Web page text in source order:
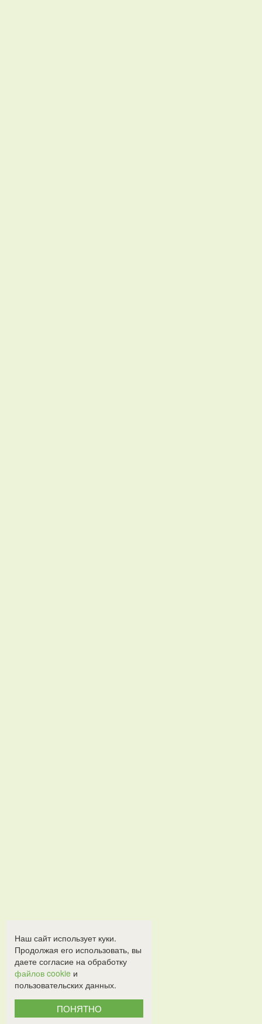
Наш сайт использует куки.
Продолжая его использовать, вы
даете согласие на обработку
файлов cookie и
пользовательских данных.
ПОНЯТНО